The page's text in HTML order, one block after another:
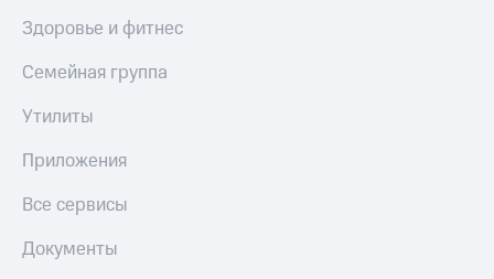
Здоровье и фитнес
Семейная группа
Утилиты
Приложения
Все сервисы
Документы